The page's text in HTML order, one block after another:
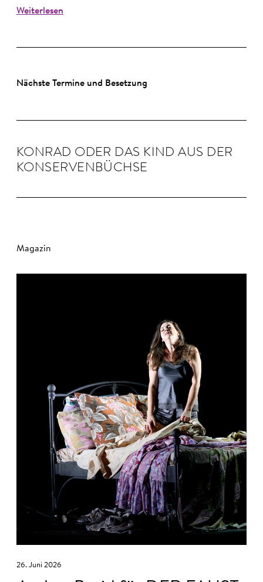
Weiterlesen
Nächste Termine und Besetzung
KON­RAD ODER DAS KIND AUS DER
KON­SER­VEN­BÜCHSE
Magazin
26. Juni 2026